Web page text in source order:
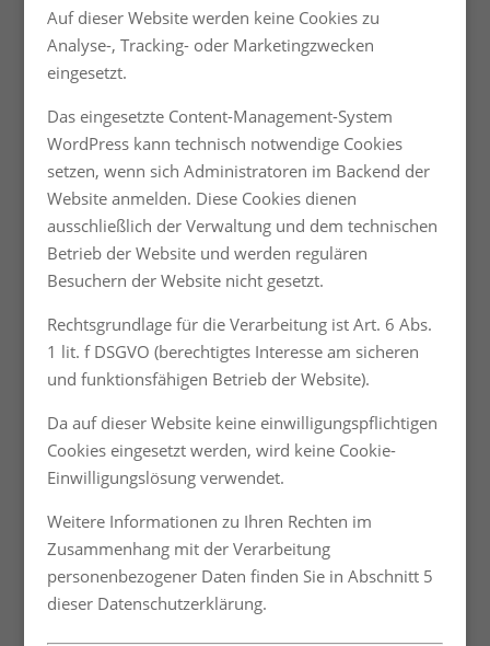
Auf dieser Website werden keine Cookies zu
Analyse-, Tracking- oder Marketingzwecken
eingesetzt.
Das eingesetzte Content-Management-System
WordPress kann technisch notwendige Cookies
setzen, wenn sich Administratoren im Backend der
Website anmelden. Diese Cookies dienen
ausschließlich der Verwaltung und dem technischen
Betrieb der Website und werden regulären
Besuchern der Website nicht gesetzt.
Rechtsgrundlage für die Verarbeitung ist Art. 6 Abs.
1 lit. f DSGVO (berechtigtes Interesse am sicheren
und funktionsfähigen Betrieb der Website).
Da auf dieser Website keine einwilligungspflichtigen
Cookies eingesetzt werden, wird keine Cookie-
Einwilligungslösung verwendet.
Weitere Informationen zu Ihren Rechten im
Zusammenhang mit der Verarbeitung
personenbezogener Daten finden Sie in Abschnitt 5
dieser Datenschutzerklärung.